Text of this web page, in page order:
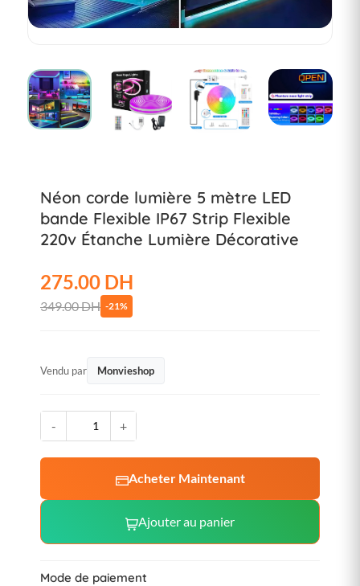
Néon corde lumière 5 mètre LED
bande Flexible IP67 Strip Flexible
220v Étanche Lumière Décorative
275.00 DH
349.00 DH -21%
Vendu par Monvieshop
- +
Acheter Maintenant
Ajouter au panier
Mode de paiement